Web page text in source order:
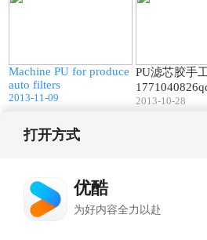
Machine PU for produce
auto filters
2013-11-09
PU滤芯胶手
县三联过滤器
2013-10-28
打开方式
优酷
为好内容全力以赴